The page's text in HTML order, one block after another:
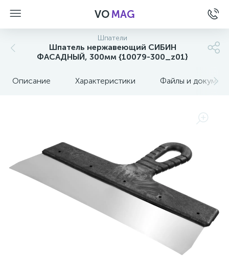
VOMAG
Шпатели
Шпатель нержавеющий СИБИН
ФАСАДНЫЙ, 300мм {10079-300_z01}
Описание Характеристики Файлы и